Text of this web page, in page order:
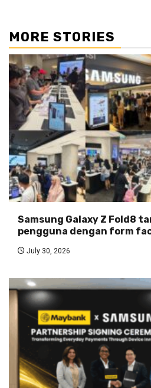
MORE STORIES
Samsung Galaxy Z Fold8
pengguna dengan form
July 30, 2026